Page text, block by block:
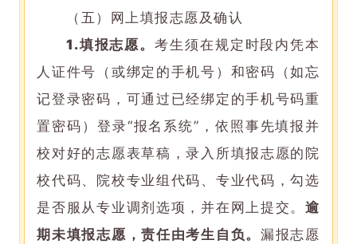
（五）网上填报志愿及确认
1.填报志愿。考生须在规定时段内凭本
人证件号（或绑定的手机号）和密码（如忘
记登录密码，可通过已经绑定的手机号码重
置密码）登录“报名系统”，依照事先填报并
校对好的志愿表草稿，录入所填报志愿的院
校代码、院校专业组代码、专业代码，勾选
是否服从专业调剂选项，并在网上提交。逾
期未填报志愿，责任由考生自负。漏报志愿